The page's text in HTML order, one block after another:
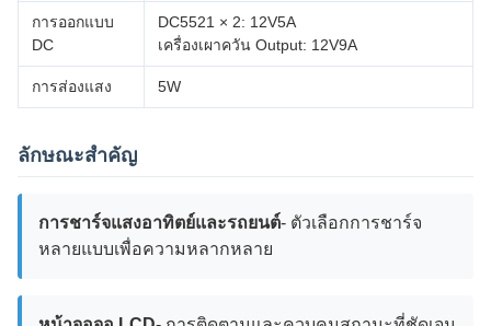
การออกแบบ
DC
DC5521 × 2: 12V5A
เครื่องเผาควัน Output: 12V9A
การส่องแสง 5W
ลักษณะสําคัญ
การชาร์จแสงอาทิตย์และรถยนต์- ตัวเลือกการชาร์จ
หลายแบบเพื่อความหลากหลาย